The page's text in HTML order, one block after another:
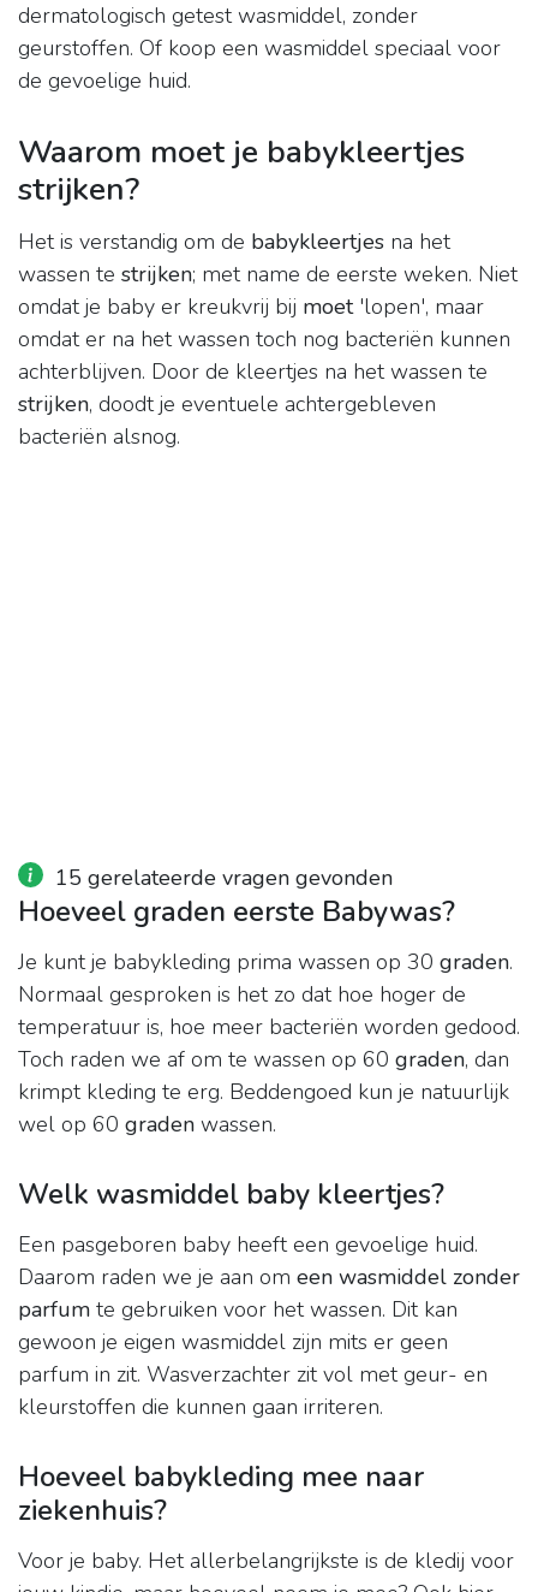
dermatologisch getest wasmiddel, zonder
geurstoffen. Of koop een wasmiddel speciaal voor
de gevoelige huid.
Waarom moet je babykleertjes
strijken?
Het is verstandig om de babykleertjes na het
wassen te strijken; met name de eerste weken. Niet
omdat je baby er kreukvrij bij moet'lopen', maar
omdat er na het wassen toch nog bacteriën kunnen
achterblijven. Door de kleertjes na het wassen te
strijken, doodt je eventuele achtergebleven
bacteriën alsnog.
15 gerelateerde vragen gevonden
Hoeveel graden eerste Babywas?
Je kunt je babykleding prima wassen op 30 graden.
Normaal gesproken is het zo dat hoe hoger de
temperatuur is, hoe meer bacteriën worden gedood.
Toch raden we af om te wassen op 60 graden, dan
krimpt kleding te erg. Beddengoed kun je natuurlijk
wel op 60 graden wassen.
Welk wasmiddel baby kleertjes?
Een pasgeboren baby heeft een gevoelige huid.
Daarom raden we je aan om een wasmiddel zonder
parfum te gebruiken voor het wassen. Dit kan
gewoon je eigen wasmiddel zijn mits er geen
parfum in zit. Wasverzachter zit vol met geur- en
kleurstoffen die kunnen gaan irriteren.
Hoeveel babykleding mee naar
ziekenhuis?
Voor je baby. Het allerbelangrijkste is de kledij voor